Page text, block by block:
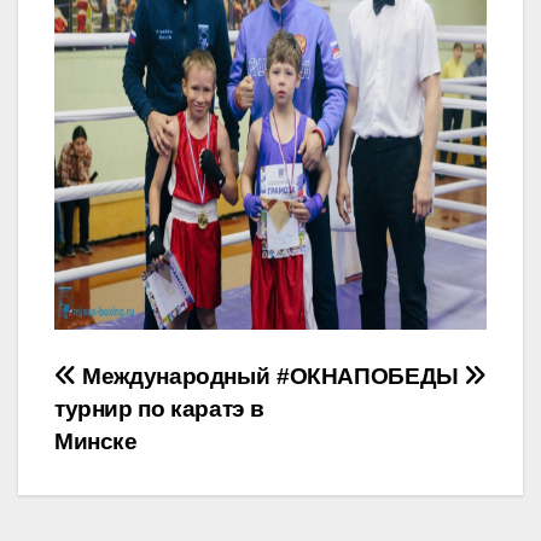
Навигация
по
записям
#ОКНАПОБЕДЫ
Международный
турнир по каратэ в
Минске